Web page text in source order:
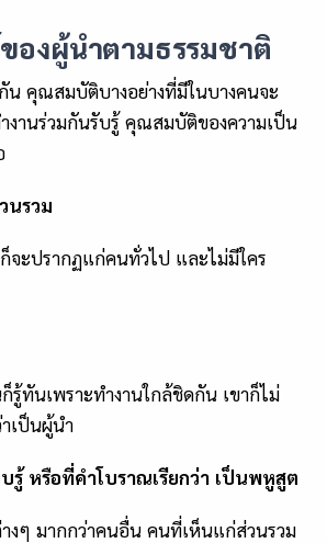
งผู้นำตามธรรมชาติ
น คุณสมบัติบางอย่างที่มีในบางคนจะ
งานร่วมกันรับรู้ คุณสมบัติของความเป็น
นรวม
จะปรากฏแก่คนทั่วไป และไม่มีใคร
รู้ทันเพราะทำงานใกล้ชิดกัน เขาก็ไม่
เป็นผู้นำ
รู้ หรือที่คำโบราณเรียกว่า เป็นพหูสูต
างๆ มากกว่าคนอื่น คนที่เห็นแก่ส่วนรวม